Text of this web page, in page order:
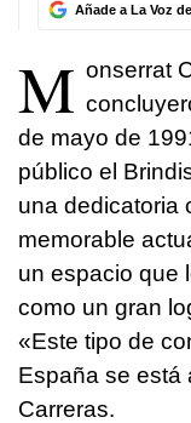
Añade a La Voz
M onserrat
de mayo de
público el
una dedicatoria
memorable
un espacio que
como un gran
«Este tipo de
España se está
Carreras.